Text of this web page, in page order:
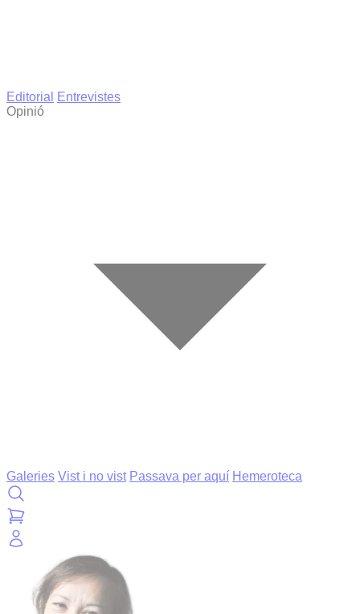
Editorial
Entrevistes
Opinió
Galeries Vist i no vist Passava per aquí Hemeroteca